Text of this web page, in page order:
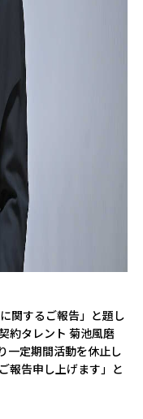
関するご報告」と題し
約タレント 菊池風磨
一定期間活動を休止し
報告申し上げます」と